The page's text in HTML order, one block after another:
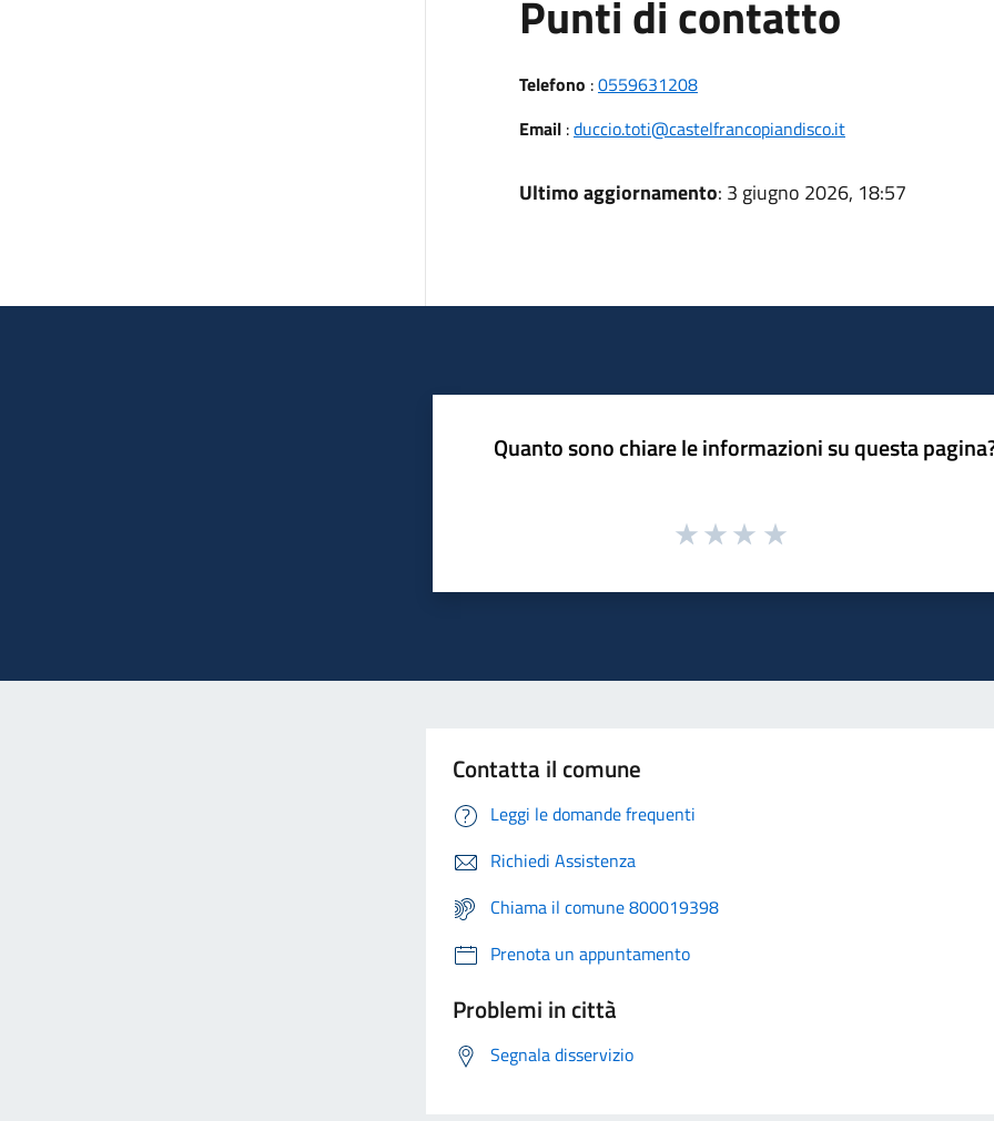
Punti di contatto
Telefono :0559631208
Email:duccio.toti@castelfrancopiandisco.it
Ultimo aggiornamento: 3 giugno 2026, 18:57
Quanto sono chiare le informazioni su questa
Contatta il comune
Leggi le domande frequenti
Richiedi Assistenza
Chiama il comune 800019398
Prenota un appuntamento
Problemi in città
Segnala disservizio